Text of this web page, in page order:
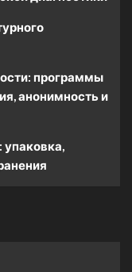
программы
анонимность и
упаковка,